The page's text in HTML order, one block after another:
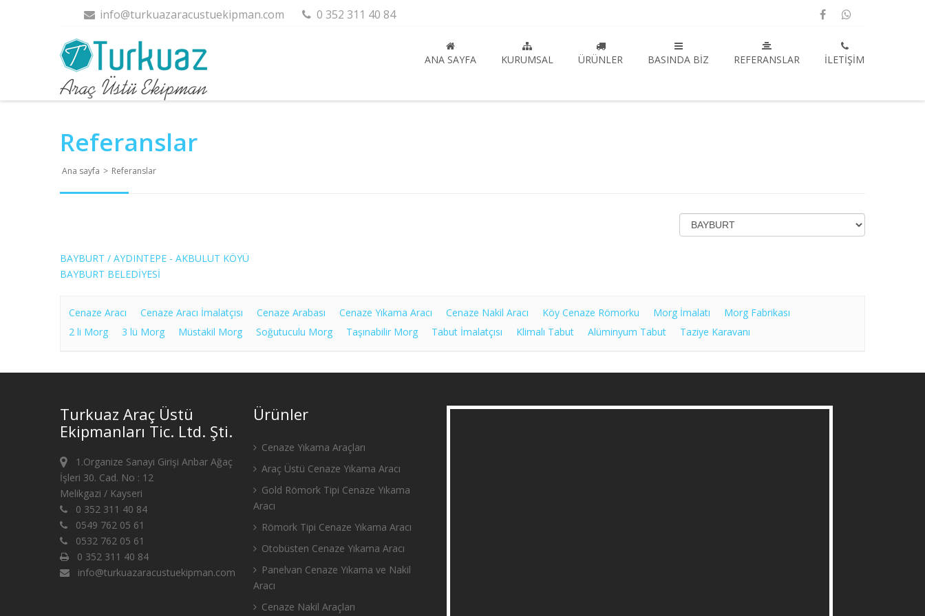
info@turkuazaracustuekipman.com 0 352 311 40 84
ANA SAYFA KURUMSAL ÜRÜNLER BASINDA BIZ REFERANSLAR İLETIŞIM
Referanslar
Ana sayfa > Referanslar
BAYBURT / AYDINTEPE - AKBULUT KÖYÜ
BAYBURT BELEDİYESİ
Cenaze Aracı Cenaze Aracı İmalatçısı Cenaze Arabası Cenaze Yıkama Aracı Cenaze Nakil Aracı Köy Cenaze Römorku Morg İmalatı
Morg Fabrikası
2 li Morg
3 lü Morg Müstakil Morg Soğutuculu Morg Taşınabilir Morg Tabut İmalatçısı Klimalı Tabut Alüminyum Tabut Taziye Karavanı
Turkuaz Araç Üstü
Ekipmanları Tic. Ltd. Şti.
1.Organize Sanayi Girişi Anbar Ağaç
İşleri 30. Cad. No : 12
Melikgazi / Kayseri
0 352 311 40 84
0549 762 05 61
0532 762 05 61
0 352 311 40 84
info@turkuazaracustuekipman.com
Ürünler
Cenaze Yıkama Araçları
Araç Üstü Cenaze Yıkama Aracı
Gold Römork Tipi Cenaze Yıkama
Aracı
Römork Tipi Cenaze Yıkama Aracı
Otobüsten Cenaze Yıkama Aracı
Panelvan Cenaze Yıkama ve Nakil
Aracı
Cenaze Nakil Araçları